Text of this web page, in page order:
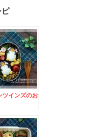
ツインズのお